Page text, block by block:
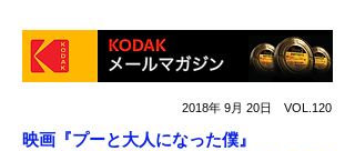
2018年 9月 20日 VOL.120
映画『プーと大人になった僕』